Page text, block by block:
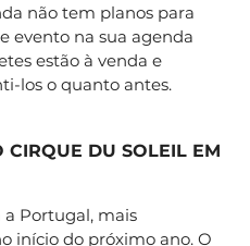
não tem planos para
evento na sua agenda
estão à venda e
los o quanto antes.
CIRQUE DU SOLEIL EM
a Portugal, mais
início do próximo ano. O